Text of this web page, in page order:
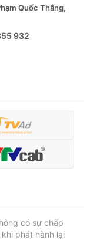
Quốc Thắng,
932
có sự chấp
phát hành lại